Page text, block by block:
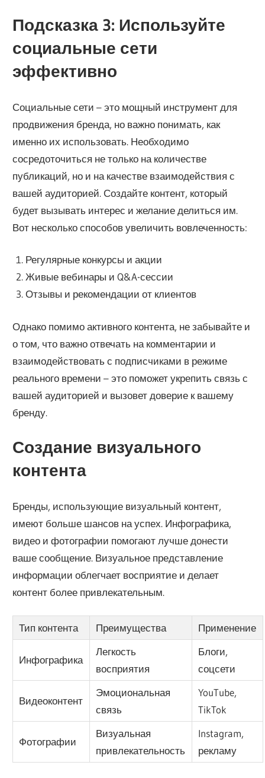
Подсказка 3: Используйте
социальные сети
эффективно
Социальные сети – это мощный инструмент для
продвижения бренда, но важно понимать, как
именно их использовать. Необходимо
сосредоточиться не только на количестве
публикаций, но и на качестве взаимодействия с
вашей аудиторией. Создайте контент, который
будет вызывать интерес и желание делиться им.
Вот несколько способов увеличить вовлеченность:
Регулярные конкурсы и акции
Живые вебинары и Q&A-сессии
Отзывы и рекомендации от клиентов
Однако помимо активного контента, не забывайте и
о том, что важно отвечать на комментарии и
взаимодействовать с подписчиками в режиме
реального времени – это поможет укрепить связь с
вашей аудиторией и вызовет доверие к вашему
бренду.
Создание визуального
контента
Бренды, использующие визуальный контент,
имеют больше шансов на успех. Инфографика,
видео и фотографии помогают лучше донести
ваше сообщение. Визуальное представление
информации облегчает восприятие и делает
контент более привлекательным.
Тип контента Преимущества Применение
Инфографика
Легкость
восприятия
Блоги,
соцсети
Видеоконтент
Эмоциональная
связь
YouTube,
TikTok
Фотографии
Визуальная
привлекательность
Instagram,
рекламу